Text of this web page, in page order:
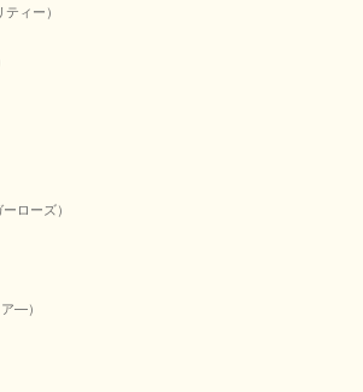
うございました。 商品が無事に届き、喜んで
くださいませ。 ありがとうございました。
09/23
ィー）
ローズ）
―）